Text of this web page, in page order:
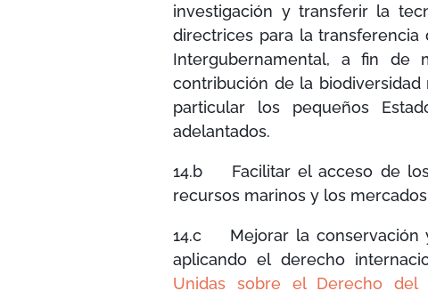
investigación y transferir la
directrices para la transferencia
Intergubernamental, a fin
contribución de la
particular los pequeños
adelantados.
14.b Facilitar el acceso de los
recursos marinos y los
14.c Mejorar la conservación
aplicando el derecho
Unidas sobre el Derecho del